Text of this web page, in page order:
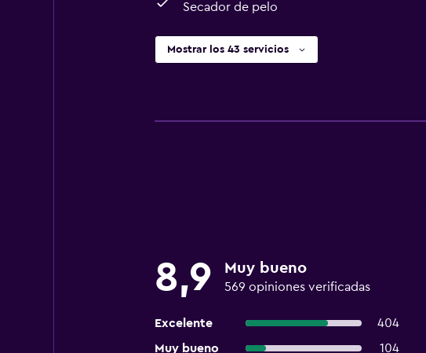
Secador de pelo
Mostrar los 43 servicios
8,9 Muy bueno
569 opiniones verificadas
Excelente
404
Muy bueno
104